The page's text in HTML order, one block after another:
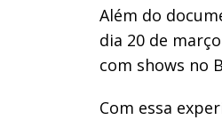
Além do
dia 20 de
com shows no
Com essa